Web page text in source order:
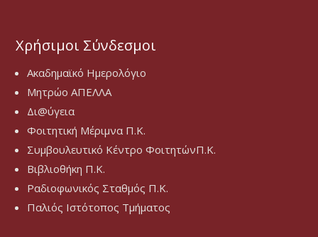
Χρήσιμοι Σύνδεσμοι
Ακαδημαϊκό Ημερολόγιο
Μητρώο ΑΠΕΛΛΑ
Δι@ύγεια
Φοιτητική Μέριμνα Π.Κ.
Συμβουλευτικό Κέντρο ΦοιτητώνΠ.Κ.
Βιβλιοθήκη Π.Κ.
Ραδιοφωνικός Σταθμός Π.Κ.
Παλιός Ιστότοπος Τμήματος